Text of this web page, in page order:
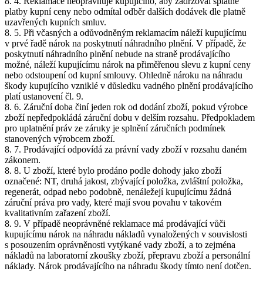
platby kupní ceny nebo odmítal odběr dalších dodávek dle platně
uzavřených kupních smluv.
8. 5. Při včasných a odůvodněným reklamacím náleží kupujícímu
v prvé řadě nárok na poskytnutí náhradního plnění. V případě, že
poskytnutí náhradního plnění nebude na straně prodávajícího
možné, náleží kupujícímu nárok na přiměřenou slevu z kupní ceny
nebo odstoupení od kupní smlouvy. Ohledně nároku na náhradu
škody kupujícího vzniklé v důsledku vadného plnění prodávajícího
platí ustanovení čl. 9.
8. 6. Záruční doba činí jeden rok od dodání zboží, pokud výrobce
zboží nepředpokládá záruční dobu v delším rozsahu. Předpokladem
pro uplatnění práv ze záruky je splnění záručních podmínek
stanovených výrobcem zboží.
8. 7. Prodávající odpovídá za právní vady zboží v rozsahu daném
zákonem.
8. 8. U zboží, které bylo prodáno podle dohody jako zboží
označené: NT, druhá jakost, zbývající položka, zvláštní položka,
regenerát, odpad nebo podobně, nenáležejí kupujícímu žádná
záruční práva pro vady, které mají svou povahu v takovém
kvalitativním zařazení zboží.
8. 9. V případě neoprávněné reklamace má prodávající vůči
kupujícímu nárok na náhradu nákladů vynaložených v souvislosti
s posouzením oprávněnosti vytýkané vady zboží, a to zejména
nákladů na laboratorní zkoušky zboží, přepravu zboží a personální
náklady. Nárok prodávajícího na náhradu škody tímto není dotčen.